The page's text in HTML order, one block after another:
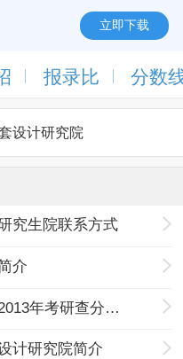
立即下载
报录比 分数
究生院联系方式
介
上海发电设备成套设计研究院2013年考研查分信息
计研究院简介